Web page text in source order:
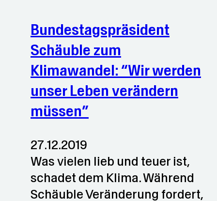
Bundestagspräsident
Schäuble zum
Klimawandel: “Wir werden
unser Leben verändern
müssen”
27.12.2019
Was vielen lieb und teuer ist,
schadet dem Klima. Während
Schäuble Veränderung fordert,